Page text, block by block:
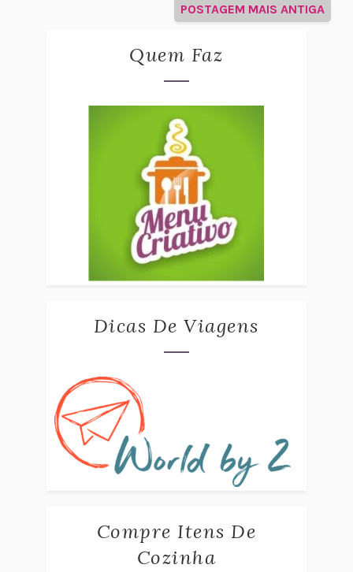
POSTAGEM MAIS ANTIGA
Quem Faz
Dicas De Viagens
Compre Itens De
Cozinha